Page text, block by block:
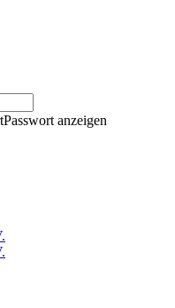
Passwort anzeigen